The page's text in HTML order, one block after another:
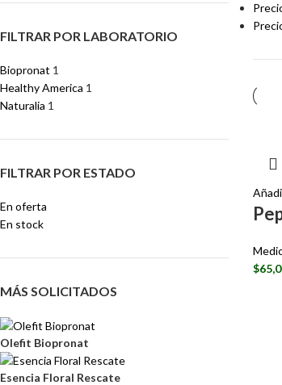
FILTRAR POR LABORATORIO
Biopronat 1
Healthy America 1
Naturalia 1
FILTRAR POR ESTADO
En oferta
En stock
MÁS SOLICITADOS
Olefit Biopronat
Esencia Floral Rescate
$